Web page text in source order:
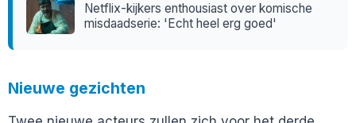
Netflix-kijkers enthousiast over komische
misdaadserie: 'Echt heel erg goed'
Nieuwe gezichten